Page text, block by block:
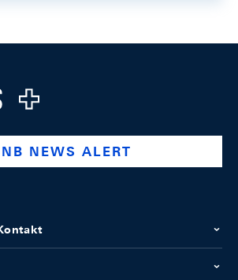
company/swiss-national-
www.youtube.com/@swissnationalbank
NEWS ALERT